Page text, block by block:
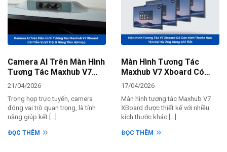
Camera AI Trên Màn Hình
Tương Tác Maxhub V7
Xboard – Cải Tiến Vượt
21/04/2026
Trong họp trực tuyến, camera
đóng vai trò quan trọng, là tính
năng giúp kết [...]
ĐỌC THÊM
Màn Hình Tương Tác
Maxhub V7 Xboard Có
Các Kích Thước Nào: Tên
17/04/2026
Màn hình tương tác Maxhub V7
XBoard được thiết kế với nhiều
kích thước khác [...]
ĐỌC THÊM